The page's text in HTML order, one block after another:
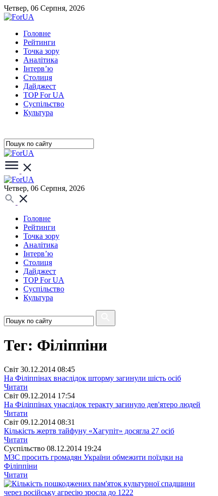
Четвер, 06 Серпня, 2026
Головне
Рейтинги
Точка зору
Аналітика
Інтерв’ю
Столиця
Дайджест
TOP For UA
Суспiльство
Культура
Четвер, 06 Серпня, 2026
Головне
Рейтинги
Точка зору
Аналітика
Інтерв’ю
Столиця
Дайджест
TOP For UA
Суспiльство
Культура
Тег: Філіппіни
Свiт 30.12.2014 08:45
На Філіппінах внаслідок шторму загинули шість осіб
Читати
Свiт 09.12.2014 17:54
На Філіппінах унаслідок теракту загинуло дев'ятеро людей
Читати
Свiт 09.12.2014 08:31
Кількість жертв тайфуну «Хагупіт» досягла 27 осіб
Читати
Суспiльство 08.12.2014 19:24
МЗС просить громадян України обмежити поїздки на
Філіппіни
Читати